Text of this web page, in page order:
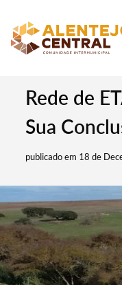
Rede de
Sua
publicado em 18 de